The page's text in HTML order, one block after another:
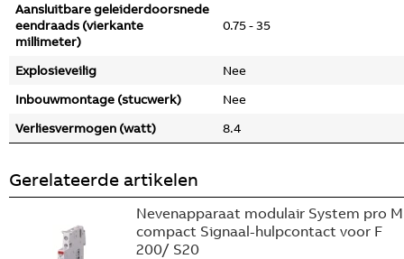
Aansluitbare geleiderdoorsnede
eendraads (vierkante
millimeter)
0.75 - 35
Explosieveilig
Nee
Inbouwmontage (stucwerk)
Nee
Verliesvermogen (watt)
8.4
Gerelateerde artikelen
Nevenapparaat modulair System pro M
compact Signaal-hulpcontact voor F
200/ S20